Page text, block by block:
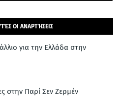
ΟΙ ΑΝΑΡΤΉΣΕΙΣ
για την Ελλάδα στην
στην Παρί Σεν Ζερμέν